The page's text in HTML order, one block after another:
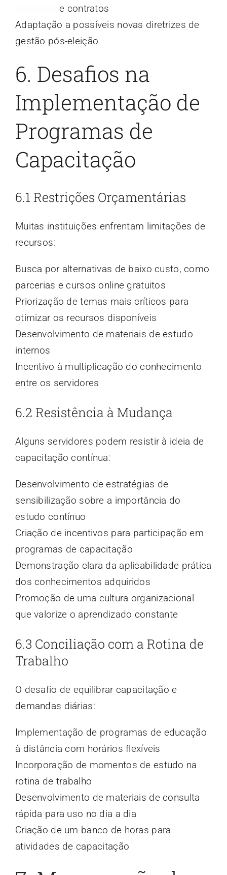
e contratos
Adaptação a possíveis novas diretrizes de
gestão pós-eleição
6. Desafios na
Implementação de
Programas de
Capacitação
6.1 Restrições Orçamentárias
Muitas instituições enfrentam limitações de
recursos:
Busca por alternativas de baixo custo, como
parcerias e cursos online gratuitos
Priorização de temas mais críticos para
otimizar os recursos disponíveis
Desenvolvimento de materiais de estudo
internos
Incentivo à multiplicação do conhecimento
entre os servidores
6.2 Resistência à Mudança
Alguns servidores podem resistir à ideia de
capacitação contínua:
Desenvolvimento de estratégias de
sensibilização sobre a importância do
estudo contínuo
Criação de incentivos para participação em
programas de capacitação
Demonstração clara da aplicabilidade prática
dos conhecimentos adquiridos
Promoção de uma cultura organizacional
que valorize o aprendizado constante
6.3 Conciliação com a Rotina de
Trabalho
O desafio de equilibrar capacitação e
demandas diárias:
Implementação de programas de educação
à distância com horários flexíveis
Incorporação de momentos de estudo na
rotina de trabalho
Desenvolvimento de materiais de consulta
rápida para uso no dia a dia
Criação de um banco de horas para
atividades de capacitação